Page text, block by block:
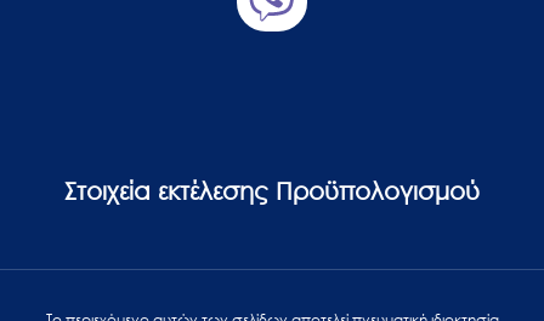
Στοιχεία εκτέλεσης Προϋπολογισμού